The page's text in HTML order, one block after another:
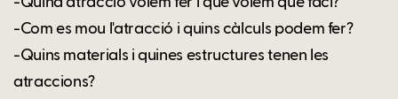
-Com es mou l'atracció i quins càlculs podem fer?
-Quins materials i quines estructures tenen les
atraccions?